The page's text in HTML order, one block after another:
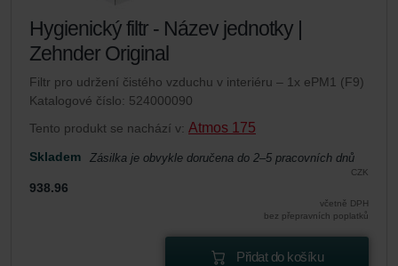
Hygienický filtr - Název jednotky |
Zehnder Original
Filtr pro udržení čistého vzduchu v interiéru – 1x ePM1 (F9)
Katalogové číslo: 524000090
Tento produkt se nachází v: Atmos 175
Skladem Zásilka je obvykle doručena do 2–5 pracovních dnů
CZK
938.96
včetně DPH
bez přepravních poplatků
Přidat do košíku